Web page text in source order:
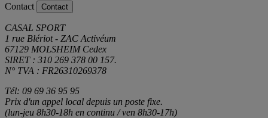
Contact Contact
CASAL SPORT
1 rue Blériot - ZAC Activéum
67129 MOLSHEIM Cedex
SIRET : 310 269 378 00 157.
N° TVA : FR26310269378
Tél: 09 69 36 95 95
Prix d'un appel local depuis un poste fixe.
(lun-jeu 8h30-18h en continu / ven 8h30-17h)